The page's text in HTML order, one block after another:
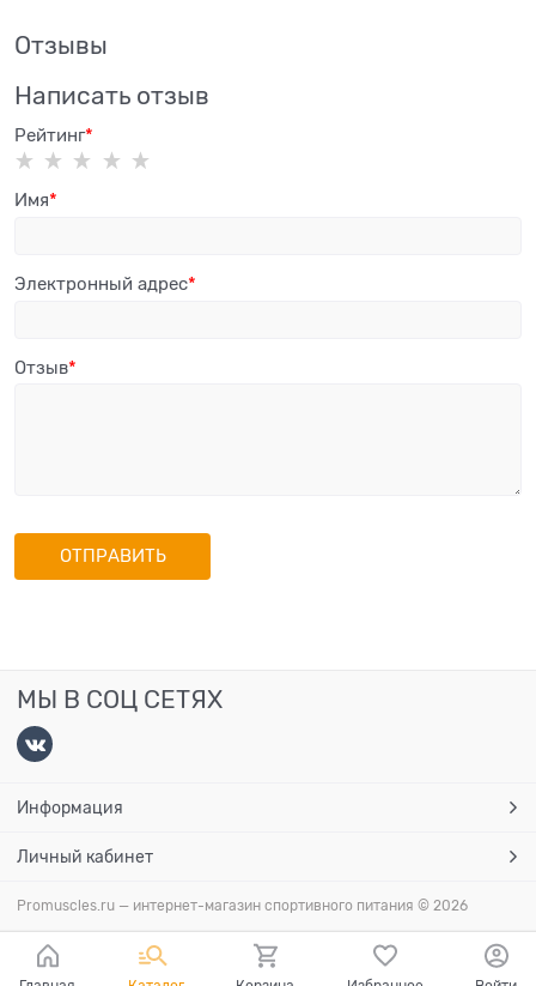
Отзывы
Написать отзыв
Рейтинг
Имя
Электронный адрес
Отзыв
МЫ В СОЦ СЕТЯХ
Информация
Личный кабинет
Promuscles.ru — интернет-магазин спортивного питания © 2026